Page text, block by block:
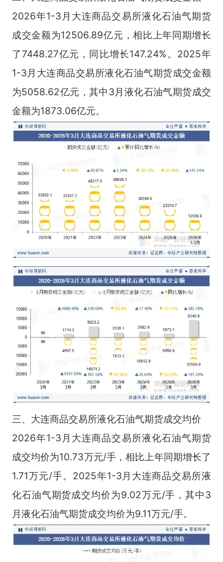
2026年1-3月大连商品交易所液化石油气期货
成交金额为12506.89亿元，相比上年同期增长
了7448.27亿元，同比增长147.24%。2025年
1-3月大连商品交易所液化石油气期货成交金额
为5058.62亿元，其中3月液化石油气期货成交
金额为1873.06亿元。
三、大连商品交易所液化石油气期货成交均价
2026年1-3月大连商品交易所液化石油气期货
成交均价为10.73万元/手，相比上年同期增长了
1.71万元/手。2025年1-3月大连商品交易所液
化石油气期货成交均价为9.02万元/手，其中3
月液化石油气期货成交均价为9.11万元/手。